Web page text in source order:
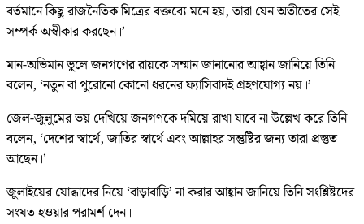
বর্তমানে কিছু রাজনৈতিক মিত্রের বক্তব্যে মনে হয়, তারা যেন অতীতের সেই
সম্পর্ক অস্বীকার করছেন।’
মান-অভিমান ভুলে জনগণের রায়কে সম্মান জানানোর আহ্বান জানিয়ে তিনি
বলেন, ‘নতুন বা পুরোনো কোনো ধরনের ফ্যাসিবাদই গ্রহণযোগ্য নয়।’
জেল-জুলুমের ভয় দেখিয়ে জনগণকে দমিয়ে রাখা যাবে না উল্লেখ করে তিনি
বলেন, ‘দেশের স্বার্থে, জাতির স্বার্থে এবং আল্লাহর সন্তুষ্টির জন্য তারা প্রস্তুত
আছেন।’
জুলাইয়ের যোদ্ধাদের নিয়ে ‘বাড়াবাড়ি’ না করার আহ্বান জানিয়ে তিনি সংশ্লিষ্টদের
সংযত হওয়ার পরামর্শ দেন।